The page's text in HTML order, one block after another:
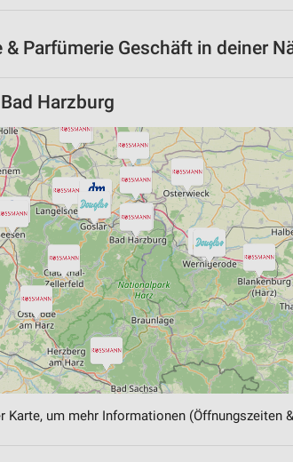
Parfümerie Geschäft in deiner
Harzburg
um mehr Informationen (Öffnungszeiten